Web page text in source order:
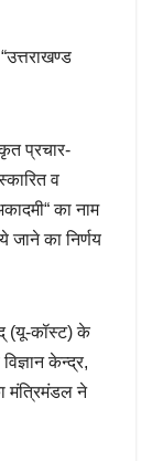
प्रचार-
व
का नाम
जाने का निर्णय
(यू-कॉस्ट) के
केन्द्र,
मंत्रिमंडल ने